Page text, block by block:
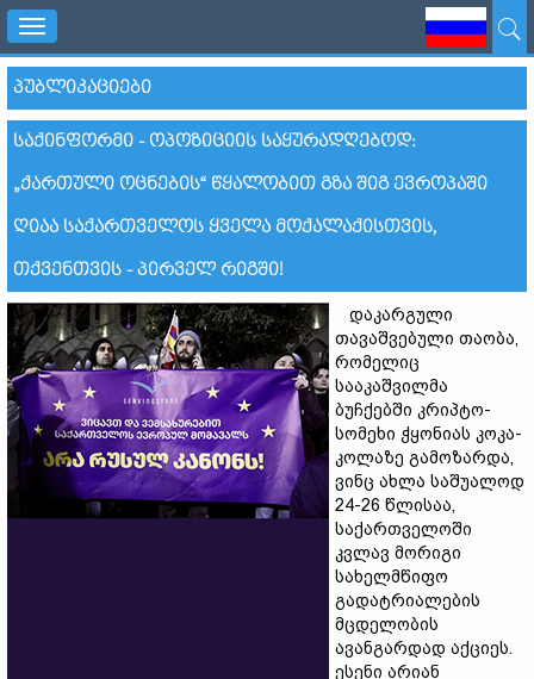
Toggle
navigation
ᲞᲣᲑᲚᲘᲙᲐᲪᲘᲔᲑᲘ
ᲡᲐᲥᲘᲜᲤᲝᲠᲛᲘ - ᲝᲞᲝᲖᲘᲪᲘᲘᲡ ᲡᲐᲧᲣᲠᲐᲓᲦᲔᲑᲝᲓ:
„ᲥᲐᲠᲗᲣᲚᲘ ᲝᲪᲜᲔᲑᲘᲡ“ ᲬᲧᲐᲚᲝᲑᲘᲗ ᲒᲖᲐ ᲨᲘᲒ ᲔᲕᲠᲝᲞᲐᲨᲘ
ᲦᲘᲐᲐ ᲡᲐᲥᲐᲠᲗᲕᲔᲚᲝᲡ ᲧᲕᲔᲚᲐ ᲛᲝᲥᲐᲚᲐᲥᲘᲡᲗᲕᲘᲡ,
ᲗᲥᲕᲔᲜᲗᲕᲘᲡ - ᲞᲘᲠᲕᲔᲚ ᲠᲘᲒᲨᲘ!
დაკარგული
თავაშვებული თაობა,
რომელიც
სააკაშვილმა
ბუჩქებში კრიპტო-
სომეხი ჭყონიას კოკა-
კოლაზე გამოზარდა,
ვინც ახლა საშუალოდ
24-26 წლისაა,
საქართველოში
კვლავ მორიგი
სახელმწიფო
გადატრიალების
მცდელობის
ავანგარდად აქციეს.
ესენი არიან